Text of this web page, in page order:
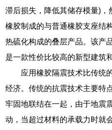
滞后损失，降低其储存模量)
橡胶制成的与普通橡胶支座结
热硫化构成的叠层产品。该产
是一款性价比较高的新型建筑
应用橡胶隔震技术比传统
经济。传统的抗震技术主要特
牢固地联结在一起，由于地震
动，当超过材料的承载力时就